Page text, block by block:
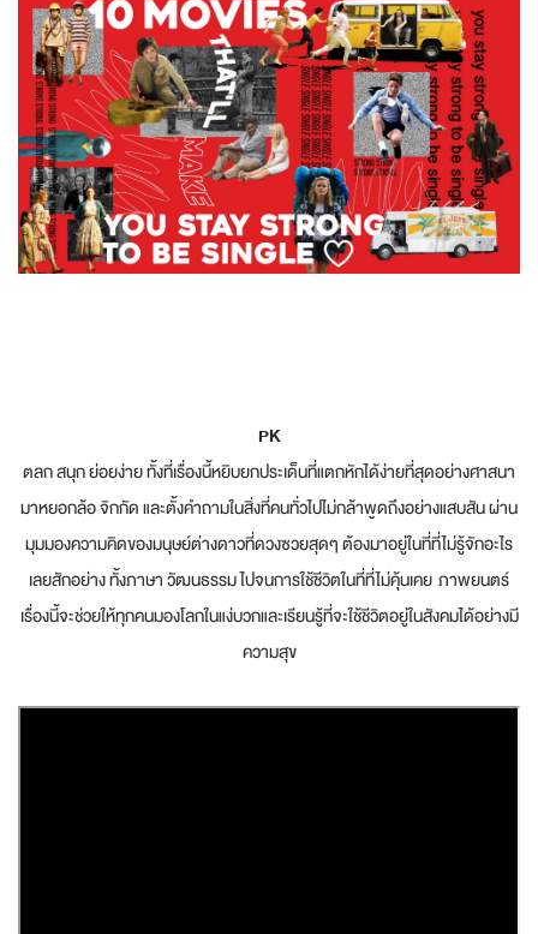
PK
ตลก สนุก ย่อยง่าย ทั้งที่เรื่องนี้หยิบยกประเด็นที่แตกหักได้ง่ายที่สุดอย่างศาสนา
มาหยอกล้อ จิกกัด และตั้งคำถามในสิ่งที่คนทั่วไปไม่กล้าพูดถึงอย่างแสบสัน ผ่าน
มุมมองความคิดของมนุษย์ต่างดาวที่ดวงซวยสุดๆ ต้องมาอยู่ในที่ที่ไม่รู้จักอะไร
เลยสักอย่าง ทั้งภาษา วัฒนธรรม ไปจนการใช้ชีวิตในที่ที่ไม่คุ้นเคย ภาพยนตร์
เรื่องนี้จะช่วยให้ทุกคนมองโลกในแง่บวกและเรียนรู้ที่จะใช้ชีวิตอยู่ในสังคมได้อย่างมี
ความสุข